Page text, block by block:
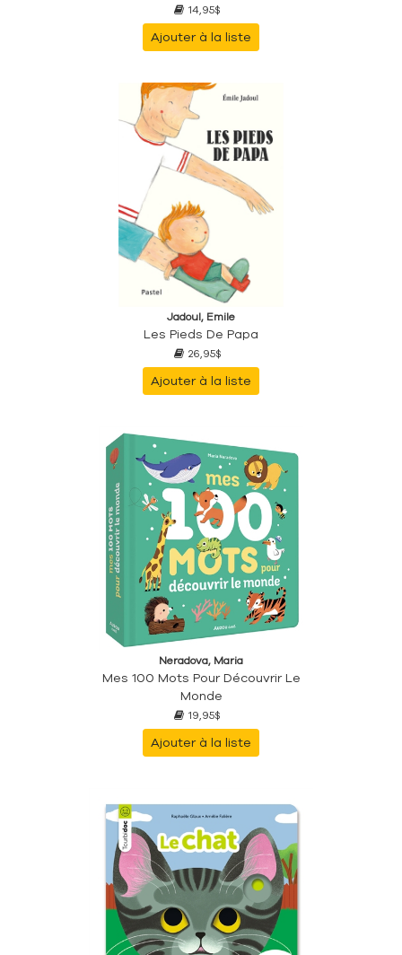
14,95$
Ajouter à la liste
Jadoul, Emile
Les Pieds De Papa
26,95$
Ajouter à la liste
Neradova, Maria
Mes 100 Mots Pour Découvrir Le
Monde
19,95$
Ajouter à la liste